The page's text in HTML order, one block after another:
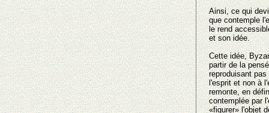
Ainsi, ce qui
que contemple
le rend
et son idée.
Cette idée,
partir de la
reproduisant
l'esprit et nοn à
remonte, en
contemplée par
«figurer» l'objet